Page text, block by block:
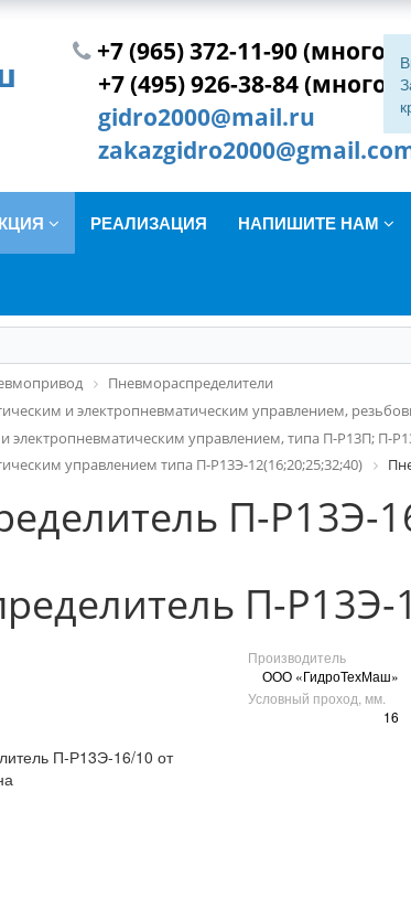
+7 (965) 372-11-90
+7 (495) 926-38-84
gidro2000@mail.ru
РЕАЛИЗАЦИЯ НАПИШИТЕ НАМ
Пневмораспределители
и электропневматическим управлением,
электропневматическим управлением, типа П-Р13П; П-
управлением типа П-Р13Э-12(16;20;25;32;40)
П-Р13Э-
П-Р13Э-
Производитель
ООО «ГидроТехМаш»
Условный проход, мм.
16